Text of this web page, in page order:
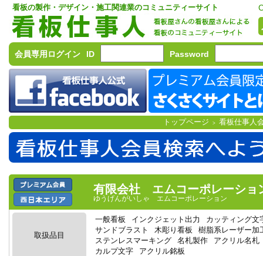
看板の製作・デザイン・施工関連業のコミュニティーサイト
会員専用ログイン ID Password
トップページ > 看板仕事人
有限会社 エムコーポレーショ
ゆうげんがいしゃ エムコーポレーション
取扱品目
一般看板 インクジェット出力
カッティング文
サンドブラスト
木彫り看板
樹脂系レーザー加
ステンレスマーキング
名札製作
アクリル名札
カルプ文字
アクリル銘板